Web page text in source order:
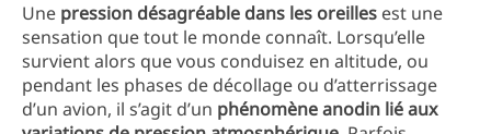
Une pression désagréable dans les oreilles est une
sensation que tout le monde connaît. Lorsqu’elle
survient alors que vous conduisez en altitude, ou
pendant les phases de décollage ou d’atterrissage
d’un avion, il s’agit d’un phénomène anodin lié aux